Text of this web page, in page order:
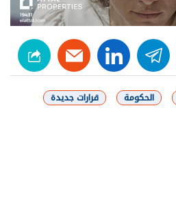
telegram
linkedin
الحكومة قرارات جديدة